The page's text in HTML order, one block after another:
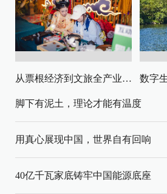
从票根经济到文旅全产业链升级
脚下有泥土，理论才能有温度
用真心展现中国，世界自有回响
40亿千瓦家底铸牢中国能源底座